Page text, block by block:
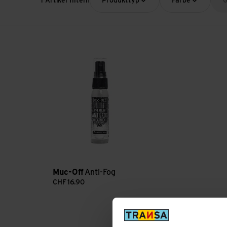
Muc-OffAnti-Fog
CHF 16.90